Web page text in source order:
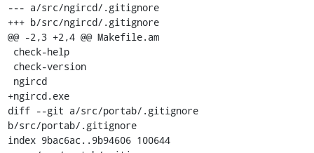
--- a/src/ngircd/.gitignore
+++ b/src/ngircd/.gitignore
@@ -2,3 +2,4 @@ Makefile.am
+ngircd.exe
diff --git a/src/portab/.gitignore
b/src/portab/.gitignore
index 9bac6ac..9b94606 100644